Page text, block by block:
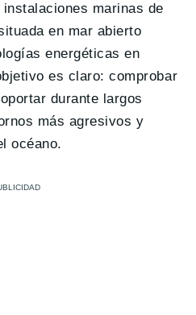
marinas de
en mar abierto
energéticas en
es claro: comprobar
durante largos
más agresivos y
océano.